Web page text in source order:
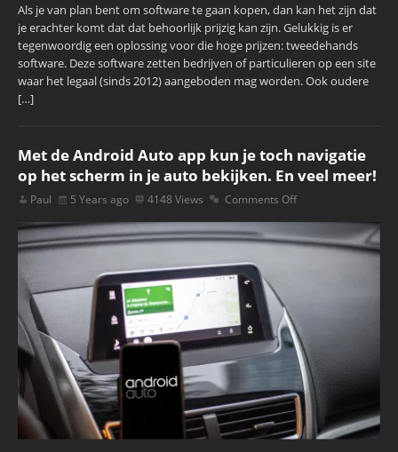
Als je van plan bent om software te gaan kopen, dan kan het zijn dat
je erachter komt dat dat behoorlijk prijzig kan zijn. Gelukkig is er
tegenwoordig een oplossing voor die hoge prijzen: tweedehands
software. Deze software zetten bedrijven of particulieren op een site
waar het legaal (sinds 2012) aangeboden mag worden. Ook oudere
[…]
Met de Android Auto app kun je toch navigatie
op het scherm in je auto bekijken. En veel meer!
Paul 5 Years ago 4148 Views Comments Off